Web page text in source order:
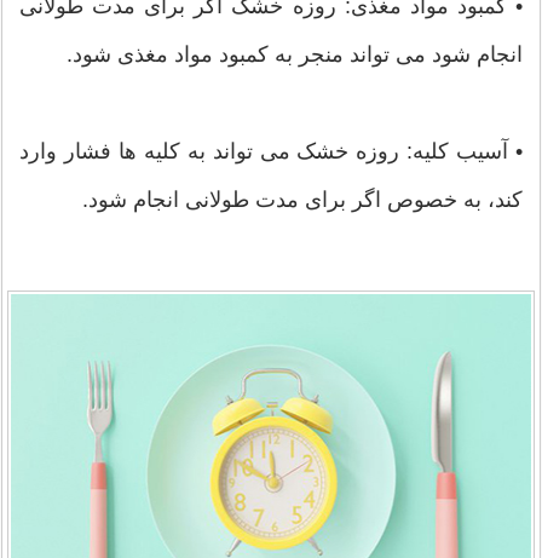
• کمبود مواد مغذی: روزه خشک اگر برای مدت طولانی
انجام شود می تواند منجر به کمبود مواد مغذی شود.
• آسیب کلیه: روزه خشک می تواند به کلیه ها فشار وارد
کند، به خصوص اگر برای مدت طولانی انجام شود.